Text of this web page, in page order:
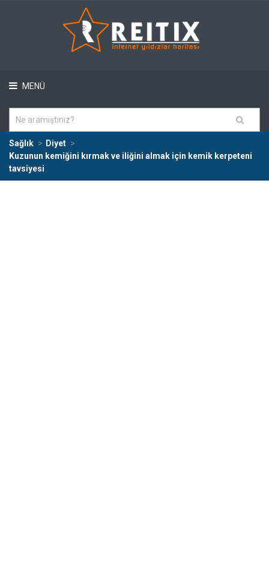
MENÜ
Sağlık
Diyet
Kuzunun kemiğini kırmak ve iliğini almak için kemik kerpeteni
tavsiyesi